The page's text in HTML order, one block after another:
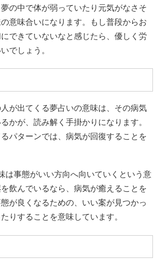
の中で体が弱っていたり元気がなさそ
意味合いになります。もし普段からお
できていないなと感じたら、優しく労
でしょう。
が出てくる夢占いの意味は、その病気
かが、読み解く手掛かりになります。
パターンでは、病気が回復することを
は事態がいい方向へ向いていくという意
飲んでいるなら、病気が癒えることを
が良くなるための、いい案が見つかっ
りすることを意味しています。